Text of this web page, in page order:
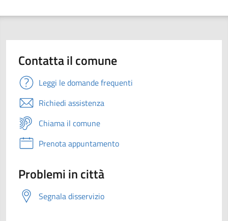
Contatta il comune
Leggi le domande frequenti
Richiedi assistenza
Chiama il comune
Prenota appuntamento
Problemi in città
Segnala disservizio